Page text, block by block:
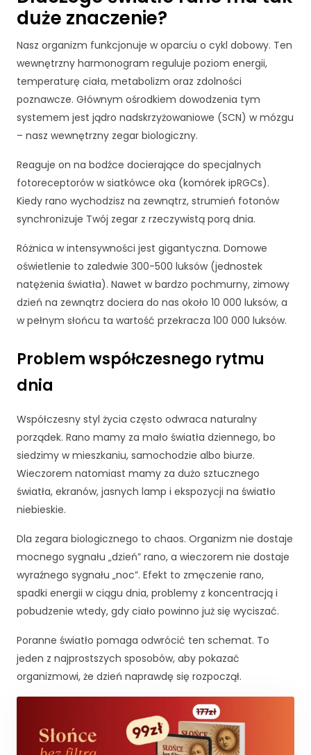
duże znaczenie?
Nasz organizm funkcjonuje w oparciu o cykl dobowy. Ten
wewnętrzny harmonogram reguluje poziom energii,
temperaturę ciała, metabolizm oraz zdolności
poznawcze. Głównym ośrodkiem dowodzenia tym
systemem jest jądro nadskrzyżowaniowe (SCN) w mózgu
– nasz wewnętrzny zegar biologiczny.
Reaguje on na bodźce docierające do specjalnych
fotoreceptorów w siatkówce oka (komórek ipRGCs).
Kiedy rano wychodzisz na zewnątrz, strumień fotonów
synchronizuje Twój zegar z rzeczywistą porą dnia.
Różnica w intensywności jest gigantyczna. Domowe
oświetlenie to zaledwie 300-500 luksów (jednostek
natężenia światła). Nawet w bardzo pochmurny, zimowy
dzień na zewnątrz dociera do nas około 10 000 luksów, a
w pełnym słońcu ta wartość przekracza 100 000 luksów.
Problem współczesnego rytmu
dnia
Współczesny styl życia często odwraca naturalny
porządek. Rano mamy za mało światła dziennego, bo
siedzimy w mieszkaniu, samochodzie albo biurze.
Wieczorem natomiast mamy za dużo sztucznego
światła, ekranów, jasnych lamp i ekspozycji na światło
niebieskie.
Dla zegara biologicznego to chaos. Organizm nie dostaje
mocnego sygnału „dzień” rano, a wieczorem nie dostaje
wyraźnego sygnału „noc”. Efekt to zmęczenie rano,
spadki energii w ciągu dnia, problemy z koncentracją i
pobudzenie wtedy, gdy ciało powinno już się wyciszać.
Poranne światło pomaga odwrócić ten schemat. To
jeden z najprostszych sposobów, aby pokazać
organizmowi, że dzień naprawdę się rozpoczął.